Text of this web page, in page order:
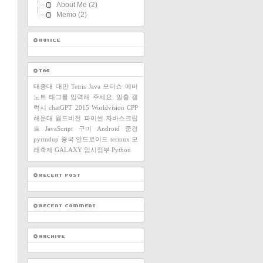
About Me (2)
Memo (2)
태종대 대만 Tetris Java 모터쇼 에버
노트 태그를 입력해 주세요. 일출 갤
럭시 chatGPT 2015 Worldvision CPP
해운대 월드비전 파이썬 자바스크립
트
JavaScript 구미 Android
중경
pyrmdup 중국 안드로이드 termux 모
래축제 GALAXY 임시정부 Python